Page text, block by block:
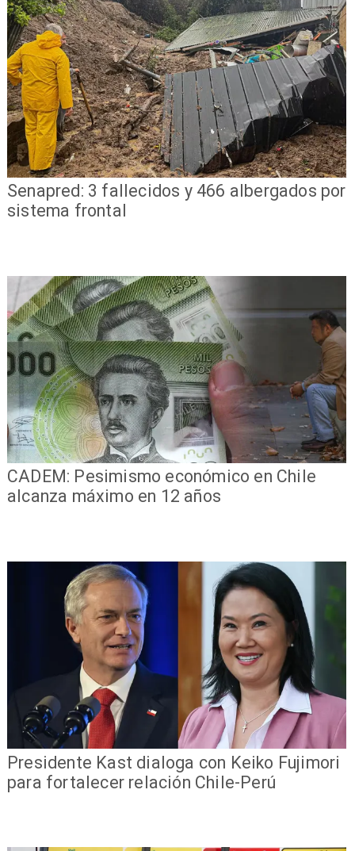
Senapred: 3 fallecidos y 466 albergados por
sistema frontal
CADEM: Pesimismo económico en Chile
alcanza máximo en 12 años
Presidente Kast dialoga con Keiko Fujimori
para fortalecer relación Chile-Perú